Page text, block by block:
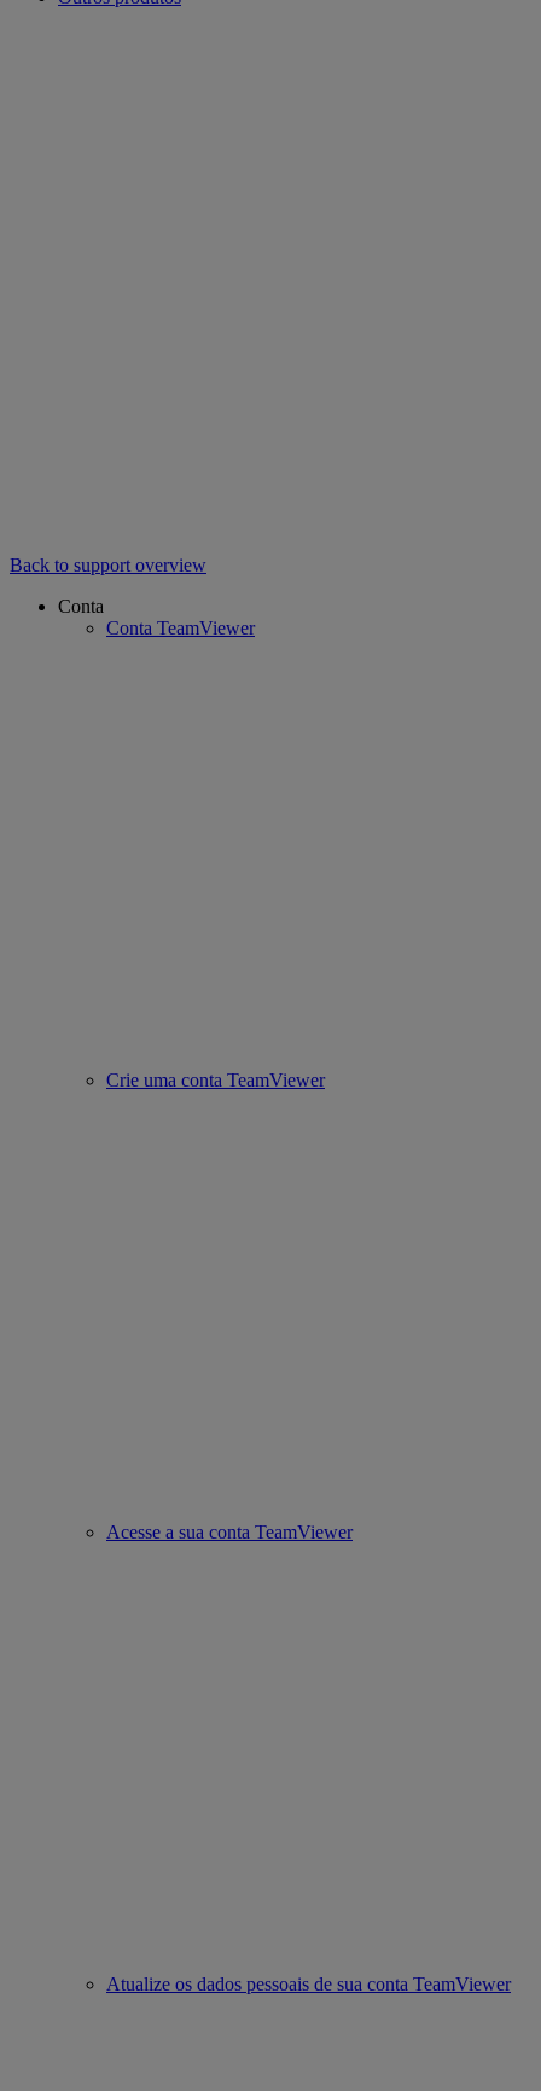
Back to support overview
Conta
Conta TeamViewer
Crie uma conta TeamViewer
Acesse a sua conta TeamViewer
Atualize os dados pessoais de sua conta TeamViewer